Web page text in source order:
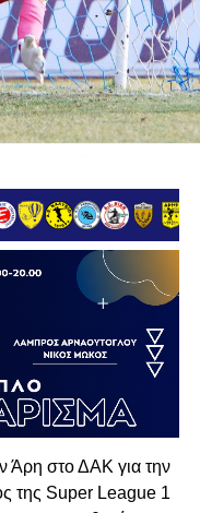
Άρη στο ΔΑΚ για την
της Super League 1